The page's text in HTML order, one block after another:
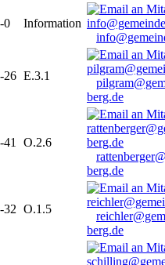
0
Information
26 E.3.1
berg.de
O.2.6
berg.de
32 O.1.5
berg.de